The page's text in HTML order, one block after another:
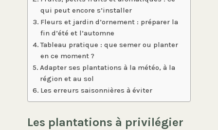
qui peut encore s’installer
Fleurs et jardin d’ornement : préparer la
fin d’été et l’automne
Tableau pratique : que semer ou planter
en ce moment ?
Adapter ses plantations à la météo, à la
région et au sol
Les erreurs saisonnières à éviter
Les plantations à privilégier